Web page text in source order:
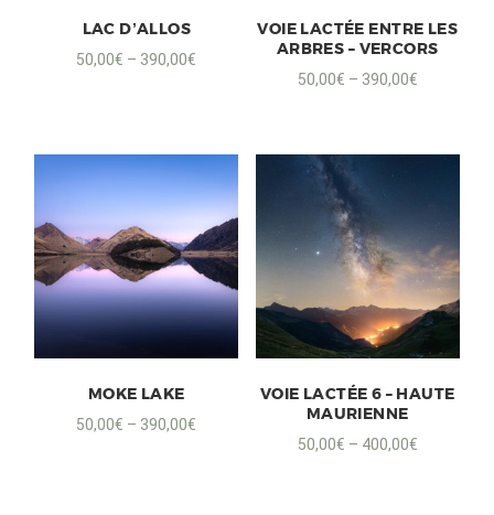
LAC D’ALLOS
50,00€ – 390,00€
VOIE LACTÉE ENTRE LES
ARBRES – VERCORS
50,00€ – 390,00€
MOKE LAKE
50,00€ – 390,00€
VOIE LACTÉE 6 – HAUTE
MAURIENNE
50,00€ – 400,00€